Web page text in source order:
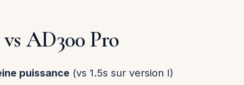
AD300 Pro
puissance (vs 1.5s sur version I)